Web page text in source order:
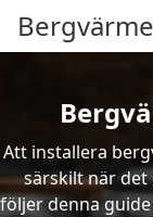
Att installera
särskilt när
följer denna